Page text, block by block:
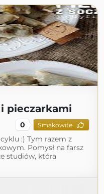
pieczarkami
0 Smakowite
:) Tym razem z
Pomysł na farsz
studiów, która